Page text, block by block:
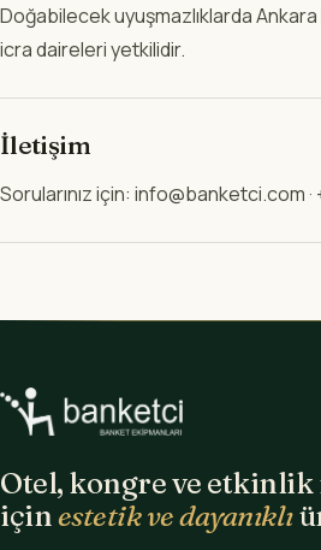
Doğabilecek uyuşmazlıklarda
icra daireleri yetkilidir.
İletişim
Sorularınız için: info@banketci.com ·
Otel, kongre ve etkinlik
için estetik ve dayanıklı